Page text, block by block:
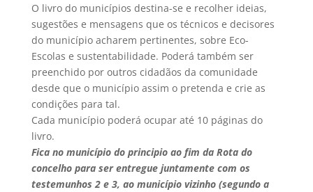
O livro do municípios destina-se e recolher ideias,
sugestões e mensagens que os técnicos e decisores
do município acharem pertinentes, sobre Eco-
Escolas e sustentabilidade. Poderá também ser
preenchido por outros cidadãos da comunidade
desde que o município assim o pretenda e crie as
condições para tal.
Cada município poderá ocupar até 10 páginas do
livro.
Fica no município do principio ao fim da Rota do
concelho para ser entregue juntamente com os
testemunhos 2 e 3, ao município vizinho (segundo a